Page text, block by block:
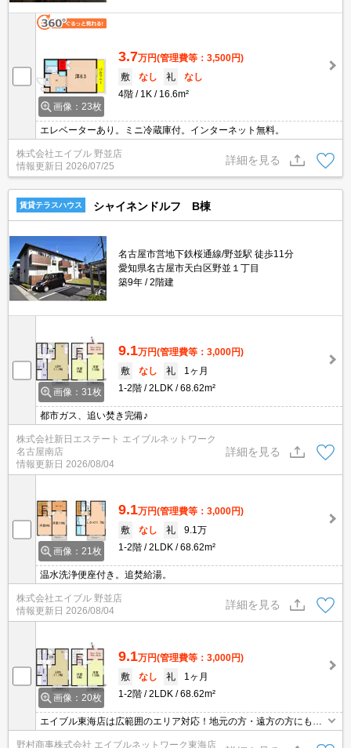
画像：23枚
3.7万円(管理費等：3,500円)
敷
なし 礼
なし
4階
1K 16.6m²
エレベーターあり。ミニ冷蔵庫付。インターネット無料。
株式会社エイブル 野並店
情報更新日 2026/07/25
詳細を見る
賃貸テラスハウス シャイネンドルフ B棟
名古屋市営地下鉄桜通線/野並駅 徒歩11分
愛知県名古屋市天白区野並１丁目
築9年
2階建
画像：31枚
9.1万円(管理費等：3,000円)
敷
なし 礼
1ヶ月
1-2階
2LDK 68.62m²
都市ガス、追い焚き完備♪
株式会社新日エステート エイブルネットワーク
名古屋南店
情報更新日 2026/08/04
詳細を見る
画像：21枚
9.1万円(管理費等：3,000円)
敷
なし 礼
9.1万
1-2階
2LDK 68.62m²
温水洗浄便座付き。追焚給湯。
株式会社エイブル 野並店
情報更新日 2026/08/04
詳細を見る
画像：20枚
9.1万円(管理費等：3,000円)
敷
なし 礼
1ヶ月
1-2階
2LDK 68.62m²
エイブル東海店は広範囲のエリア対応！地元の方・遠方の方にも公
野村商事株式会社 エイブルネットワーク東海店